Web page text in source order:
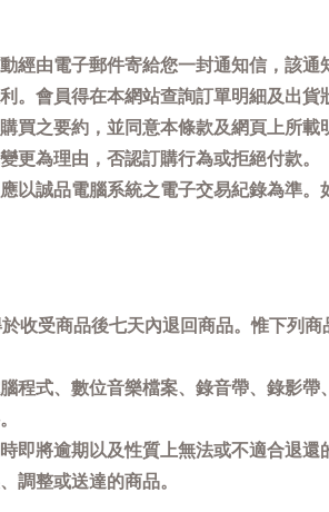
經由電子郵件寄給您一封通知信，該
。會員得在本網站查詢訂單明細及出貨
買之要約，並同意本條款及網頁上所
更為理由，否認訂購行為或拒絕付款。
以誠品電腦系統之電子交易紀錄為準
收受商品後七天內退回商品。惟下列
程式、數位音樂檔案、錄音帶、錄影帶
即將逾期以及性質上無法或不適合退還
調整或送達的商品。